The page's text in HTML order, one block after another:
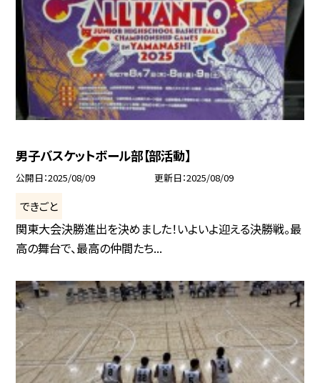
男子バスケットボール部【部活動】
公開日 2025/08/09 更新日 2025/08/09
できごと
関東大会決勝進出を決めました！いよいよ迎える決勝戦。最
高の舞台で、最高の仲間たち...